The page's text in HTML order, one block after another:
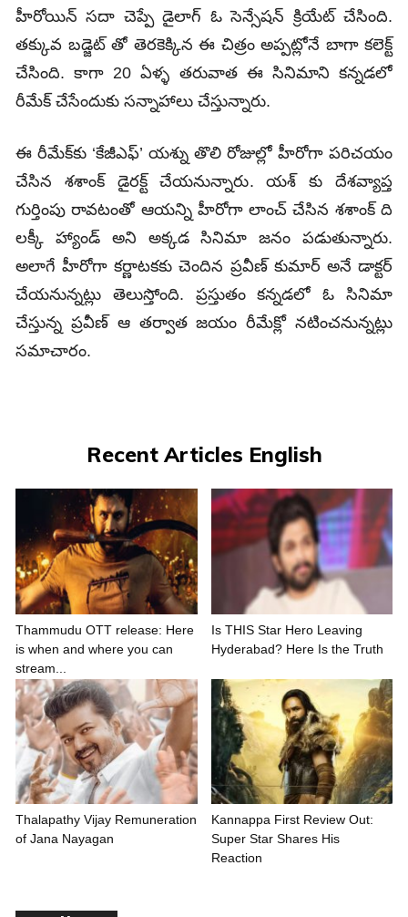
హీరోయిన్ సదా చెప్పే డైలాగ్‌ ఓ సెన్సేషన్ క్రియేట్ చేసింది.
తక్కువ బడ్జెట్ తో తెరకెక్కిన ఈ చిత్రం అప్పట్లోనే బాగా కలెక్ట్
చేసింది. కాగా 20 ఏళ్ళ తరువాత ఈ సినిమాని కన్నడలో
రీమేక్ చేసేందుకు సన్నాహాలు చేస్తున్నారు.
ఈ రీమేక్‌కు ‘కేజీఎఫ్’ యశ్ను తొలి రోజుల్లో హీరోగా పరిచయం
చేసిన శశాంక్ డైరక్ట్ చేయనున్నారు. యశ్ కు దేశవ్యాప్త
గుర్తింపు రావటంతో ఆయన్ని హీరోగా లాంచ్ చేసిన శశాంక్ ది
లక్కీ హ్యాండ్ అని అక్కడ సినిమా జనం పడుతున్నారు.
అలాగే హీరోగా కర్ణాటకకు చెందిన ప్రవీణ్ కుమార్ అనే డాక్టర్
చేయనున్నట్లు తెలుస్తోంది. ప్రస్తుతం కన్నడలో ఓ సినిమా
చేస్తున్న ప్రవీణ్ ఆ తర్వాత జయం రీమేక్లో నటించనున్నట్లు
సమాచారం.
Recent Articles English
Thammudu OTT release: Here
is when and where you can
stream...
Is THIS Star Hero Leaving
Hyderabad? Here Is the Truth
Thalapathy Vijay Remuneration
of Jana Nayagan
Kannappa First Review Out:
Super Star Shares His
Reaction